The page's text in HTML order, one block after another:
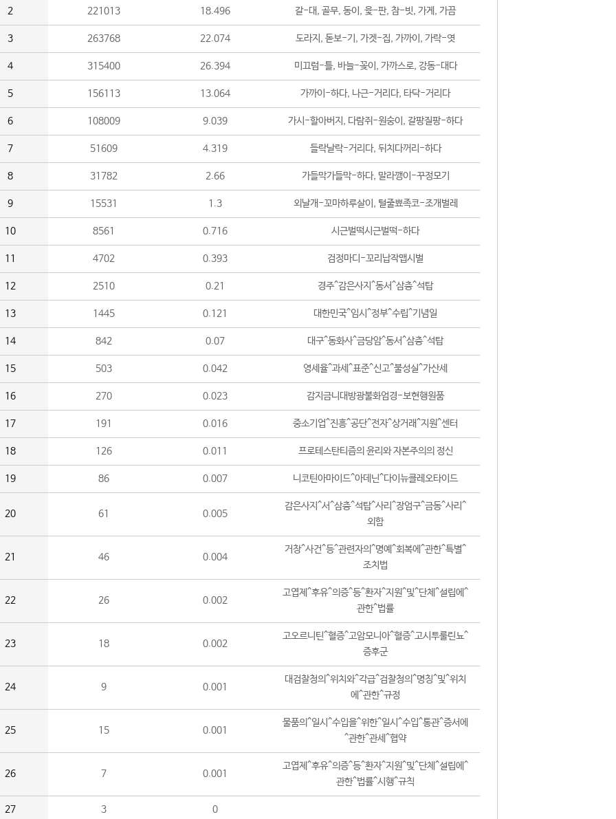
2 221013 18.496 갈-대, 골무, 동이, 윷-판, 참-빗, 가게, 가끔
3 263768 22.074 도라지, 돋보-기, 가겟-집, 가까이, 가락-엿
4 315400 26.394 미끄럼-틀, 바늘-꽂이, 가까스로, 강동-대다
5 156113 13.064 가까이-하다, 나근-거리다, 타닥-거리다
6 108009 9.039 가시-할아버지, 다람쥐-원숭이, 갈팡질팡-하다
7 51609 4.319 들락날락-거리다, 뒤치다꺼리-하다
8 31782 2.66 가들막가들막-하다, 말라깽이-꾸정모기
9 15531 1.3 외날개-꼬마하루살이, 털줄뾰족코-조개벌레
10 8561 0.716 시근벌떡시근벌떡-하다
11 4702 0.393 검정마디-꼬리납작맵시벌
12 2510 0.21 경주^감은사지^동서^삼층^석탑
13 1445 0.121 대한민국^임시^정부^수립^기념일
14 842 0.07 대구^동화사^금당암^동서^삼층^석탑
15 503 0.042 영세율^과세^표준^신고^불성실^가산세
16 270 0.023 감지금니대방광불화엄경-보현행원품
17 191 0.016 중소기업^진흥^공단^전자^상거래^지원^센터
18 126 0.011 프로테스탄티즘의 윤리와 자본주의의 정신
19 86 0.007 니코틴아마이드^아데닌^다이뉴클레오타이드
20 61 0.005
감은사지^서^삼층^석탑^사리^장엄구^금동^사리^
외함
21 46 0.004
거창^사건^등^관련자의^명예^회복에^관한^특별^
조치법
22 26 0.002
고엽제^후유^의증^등^환자^지원^및^단체^설립에^
관한^법률
23 18 0.002
고오르니틴^혈증^고암모니아^혈증^고시투룰린뇨^
증후군
24 9 0.001
대검찰청의^위치와^각급^검찰청의^명칭^및^위치
에^관한^규정
25 15 0.001
물품의^일시^수입을^위한^일시^수입^통관^증서에
^관한^관세^협약
26 7 0.001
고엽제^후유^의증^등^환자^지원^및^단체^설립에^
관한^법률^시행^규칙
27 3 0